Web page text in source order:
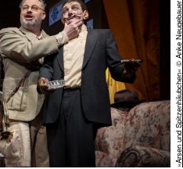
»Arsen und Spitzenhäubchen« © Anke Neugebauer